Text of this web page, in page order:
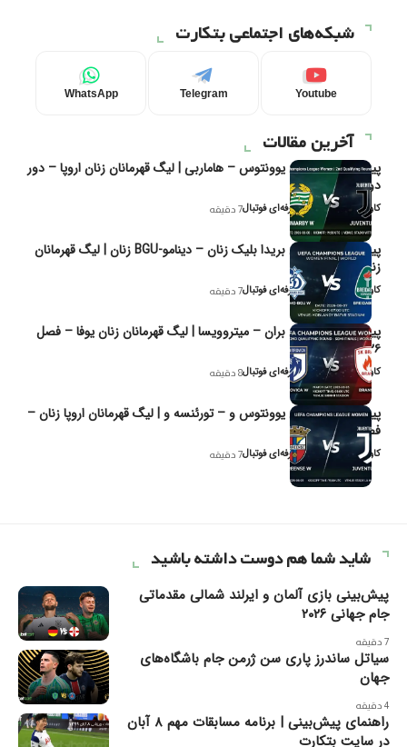
شبکه‌های اجتماعی بتکارت
Youtube
Telegram
WhatsApp
آخرین مقالات
پیش‌بینی و تحلیل یوونتوس – هاماربی | لیگ قهرمانان زنان اروپا – دور
دوم مرحله
کاوه نیک‌فر، تحلیل‌گر حرفه‌ای فوتبال7 دقیقه
پیش‌بینی و تحلیل بریدا بلیک زنان – دینامو-BGU زنان | لیگ قهرمانان
زنان یوفا
کاوه نیک‌فر، تحلیل‌گر حرفه‌ای فوتبال7 دقیقه
پیش‌بینی و تحلیل بران – میتروویسا | لیگ قهرمانان زنان یوفا – فصل
۲۰۲۶
کاوه نیک‌فر، تحلیل‌گر حرفه‌ای فوتبال8 دقیقه
پیش‌بینی و تحلیل یوونتوس و – تورئنسه و | لیگ قهرمانان اروپا زنان –
فصل ۲۰۲۶
کاوه نیک‌فر، تحلیل‌گر حرفه‌ای فوتبال7 دقیقه
شاید شما هم دوست داشته باشید
پیش‌بینی بازی آلمان و ایرلند شمالی مقدماتی
جام جهانی ۲۰۲۶
7 دقیقه
سیاتل ساندرز پاری سن ژرمن جام باشگاه‌های
جهان
4 دقیقه
راهنمای پیش‌بینی | برنامه مسابقات مهم ۸ آبان
در سایت بتکارت